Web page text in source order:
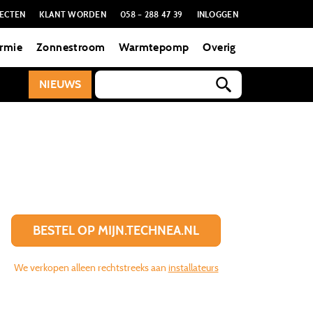
KLANT WORDEN 058 – 288 47 39 INLOGGEN
Zonnestroom Warmtepomp Overig
NIEUWS
BESTEL OP MIJN.TECHNEA.NL
We verkopen alleen rechtstreeks aan installateurs